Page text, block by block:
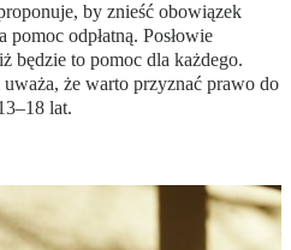
by znieść obowiązek
odpłatną. Posłowie
będzie to pomoc dla każdego.
że warto przyznać prawo do
lat.